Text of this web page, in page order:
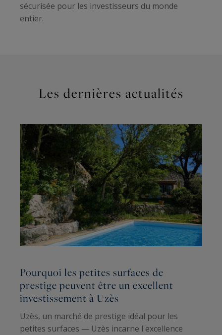
sécurisée pour les investisseurs du monde
entier.
Les dernières actualités
Pourquoi les petites surfaces de
prestige peuvent être un excellent
investissement à Uzès
Uzès, un marché de prestige idéal pour les
petites surfaces — Uzès incarne l'excellence